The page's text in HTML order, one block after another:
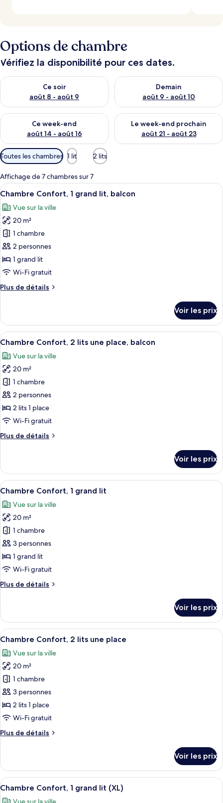
Options de chambre
Vérifiez la disponibilité pour ces dates.
Ce soir
août 8 - août 9
Vérifier la disponibilité pour ce soir août 8 - août 9
Demain
août 9 - août 10
Vérifier la disponibilité pour
Ce week-end
août 14 - août 16
Vérifier la disponibilité pour ce week-end août 14 - août 16
Le week-end prochain
août 21 - août 23
Vérifier la disponibilité pour
Filtres
disponibles
pour
les
chambres
Toutes les chambres 1 lit 2 lits
Affichage de 7 chambres sur 7
Afficher
toutes
les
photos
pour
ce
type
de
chambre :
Chambre
grand
lit,
balcon
Chambre Confort, 1 grand lit,
10
Chambre Confort, 1 grand lit, balcon
Vue sur la ville
20 m²
1 chambre
2 personnes
1 grand lit
Wi-Fi gratuit
Plus de détails
Plus
le
type
de
Chambre
Confort,
grand
lit,
balcon
Voir les prix
Afficher
toutes
les
photos
pour
ce
type
de
chambre :
Chambre
lits
une
place,
balcon
Chambre Confort, 2 lits une place,
11
Chambre Confort, 2 lits une place, balcon
Vue sur la ville
20 m²
1 chambre
2 personnes
2 lits 1 place
Wi-Fi gratuit
Plus de détails
Plus
le
type
de
Chambre
Confort,
lits
une
place,
balcon
Voir les prix
Afficher
toutes
les
photos
pour
ce
type
de
chambre :
Chambre
grand
lit
Chambre Confort, 1 grand lit |
12
Chambre Confort, 1 grand lit
Vue sur la ville
20 m²
1 chambre
3 personnes
1 grand lit
Wi-Fi gratuit
Plus de détails
Plus
le
type
de
Chambre
Confort,
grand
lit
Voir les prix
Afficher
toutes
les
photos
pour
ce
type
de
chambre :
Chambre
lits
une
place
Chambre Confort, 2 lits une place |
11
Chambre Confort, 2 lits une place
Vue sur la ville
20 m²
1 chambre
3 personnes
2 lits 1 place
Wi-Fi gratuit
Plus de détails
Plus
le
type
de
Voir les prix
Afficher
toutes
Une chambre d’hôtel moderne
9
Chambre Confort, 1 grand lit (XL)